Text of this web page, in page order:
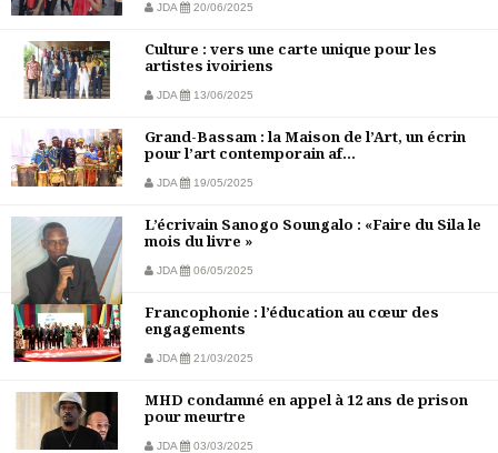
JDA 20/06/2025
Culture : vers une carte unique pour les
artistes ivoiriens
JDA 13/06/2025
Grand-Bassam : la Maison de l’Art, un écrin
pour l’art contemporain af...
JDA 19/05/2025
L’écrivain Sanogo Soungalo : «Faire du Sila le
mois du livre »
JDA 06/05/2025
Francophonie : l’éducation au cœur des
engagements
JDA 21/03/2025
MHD condamné en appel à 12 ans de prison
pour meurtre
JDA 03/03/2025